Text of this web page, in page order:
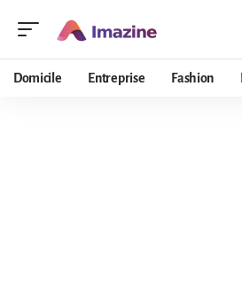
Domicile Entreprise Fashion